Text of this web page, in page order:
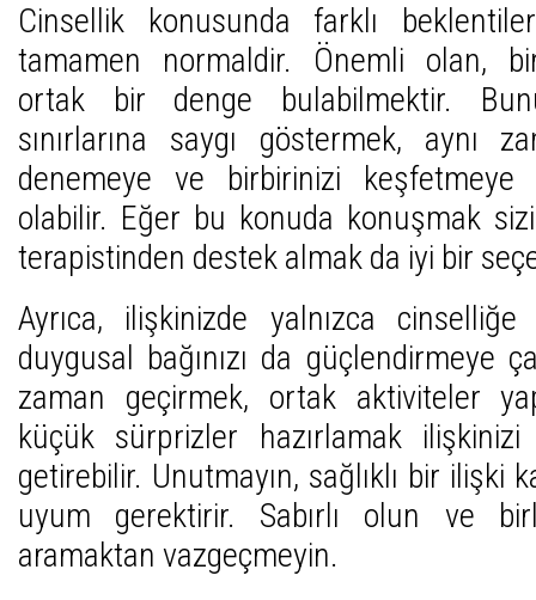
Cinsellik konusunda farklı
tamamen normaldir. Önemli olan,
ortak bir denge bulabilmektir.
sınırlarına saygı göstermek, aynı
denemeye ve birbirinizi keşfetmeye
olabilir. Eğer bu konuda konuşmak
terapistinden destek almak da iyi bir
Ayrıca, ilişkinizde yalnızca
duygusal bağınızı da güçlendirmeye
zaman geçirmek, ortak aktiviteler
küçük sürprizler hazırlamak
getirebilir. Unutmayın, sağlıklı bir ilişki
uyum gerektirir. Sabırlı olun ve
aramaktan vazgeçmeyin.